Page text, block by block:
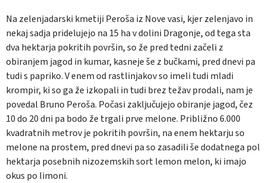
Na zelenjadarski kmetiji Peroša iz Nove vasi, kjer zelenjavo in
nekaj sadja pridelujejo na 15 ha v dolini Dragonje, od tega sta
dva hektarja pokritih površin, so že pred tedni začeli z
obiranjem jagod in kumar, kasneje še z bučkami, pred dnevi pa
tudi s papriko. V enem od rastlinjakov so imeli tudi mladi
krompir, ki so ga že izkopali in tudi brez težav prodali, nam je
povedal Bruno Peroša. Počasi zaključujejo obiranje jagod, čez
10 do 20 dni pa bodo že trgali prve melone. Približno 6.000
kvadratnih metrov je pokritih površin, na enem hektarju so
melone na prostem, pred dnevi pa so zasadili še dodatnega pol
hektarja posebnih nizozemskih sort lemon melon, ki imajo
okus po limoni.